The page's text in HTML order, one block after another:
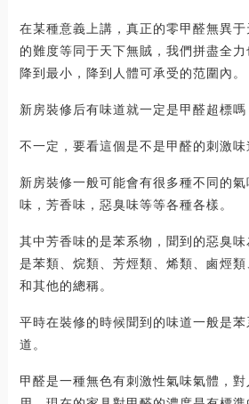
在某種意義上講，真正的零甲醛無異
的難度等同于天下無賊，我們拼盡全
降到最小，降到人體可承受的范圍內。
新房裝修后有味道就一定是甲醛超標嗎
不一定，要看這個是不是甲醛的刺激味
新房裝修一般可能會有很多種不同的
味，芳香味，惡臭味等等各種各樣。
其中芳香味的是苯系物，聞到的惡臭
是苯類、烷類、芳烴類、烯類、鹵烴
和其他的總稱。
平時在裝修的時候聞到的味道一般是
道。
甲醛是一種無色有刺激性氣味氣體，